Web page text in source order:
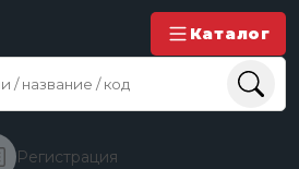
Каталог
Регистрация